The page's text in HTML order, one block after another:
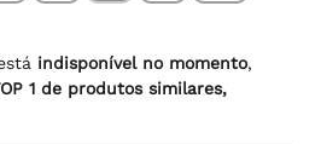
indisponível no momento,
1 de produtos similares,